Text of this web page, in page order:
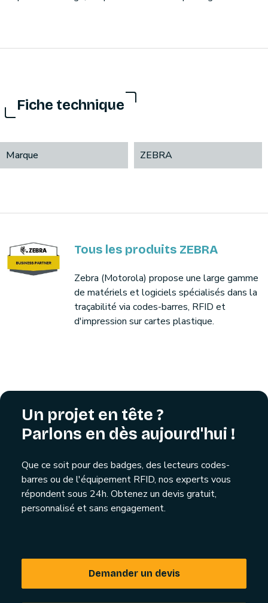
Fiche technique
Marque ZEBRA
Tous les produits ZEBRA
Zebra (Motorola) propose une large gamme
de matériels et logiciels spécialisés dans la
traçabilité via codes-barres, RFID et
d'impression sur cartes plastique.
Un projet en tête ?
Parlons en dès aujourd'hui !
Que ce soit pour des badges, des lecteurs codes-
barres ou de l'équipement RFID, nos experts vous
répondent sous 24h. Obtenez un devis gratuit,
personnalisé et sans engagement.
Demander un devis